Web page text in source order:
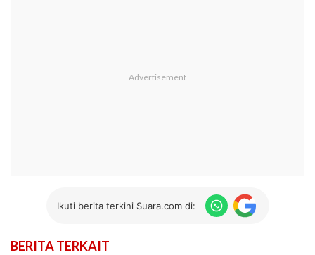
Ikuti berita terkini Suara.com di:
BERITA TERKAIT